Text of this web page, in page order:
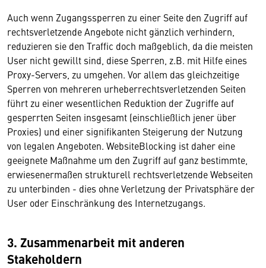
Auch wenn Zugangssperren zu einer Seite den Zugriff auf
rechtsverletzende Angebote nicht gänzlich verhindern,
reduzieren sie den Traffic doch maßgeblich, da die meisten
User nicht gewillt sind, diese Sperren, z.B. mit Hilfe eines
Proxy-Servers, zu umgehen. Vor allem das gleichzeitige
Sperren von mehreren urheberrechtsverletzenden Seiten
führt zu einer wesentlichen Reduktion der Zugriffe auf
gesperrten Seiten insgesamt (einschließlich jener über
Proxies) und einer signifikanten Steigerung der Nutzung
von legalen Angeboten. WebsiteBlocking ist daher eine
geeignete Maßnahme um den Zugriff auf ganz bestimmte,
erwiesenermaßen strukturell rechtsverletzende Webseiten
zu unterbinden - dies ohne Verletzung der Privatsphäre der
User oder Einschränkung des Internetzugangs.
3. Zusammenarbeit mit anderen
Stakeholdern